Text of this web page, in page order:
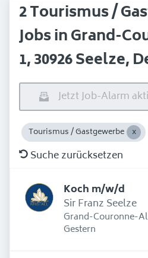
2 Tourismus /
Jobs in Grand-
1, 30926 Seelze,
Jetzt Job-Alarm
Tourismus / Gastgewerbe
Suche zurücksetzen
Koch m/w/d
Sir Franz Seelze
Grand-Couronne-
Seelze, Deutschland
Erschienen
Gestern